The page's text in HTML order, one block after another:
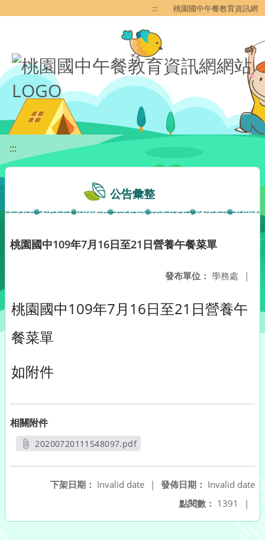
::: 桃園國中午餐教育資訊網
:::
公告彙整
桃園國中109年7月16日至21日營養午餐菜單
發布單位： 學務處 |
桃園國中109年7月16日至21日營養午
餐菜單
如附件
相關附件
20200720111548097.pdf
發佈日期： Invalid date
下架日期： Invalid date
|
點閱數： 1391 |